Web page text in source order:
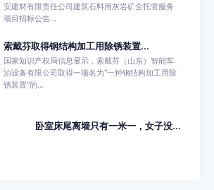
安建材有限责任公司建筑石料用灰岩矿全托管服务
项目招标公告...
索戴芬取得钢结构加工用除锈装置...
国家知识产权局信息显示，索戴芬（山东）智能车
泊设备有限公司取得一项名为“一种钢结构加工用除
锈装置”的...
卧室床尾离墙只有一米一，女子没...